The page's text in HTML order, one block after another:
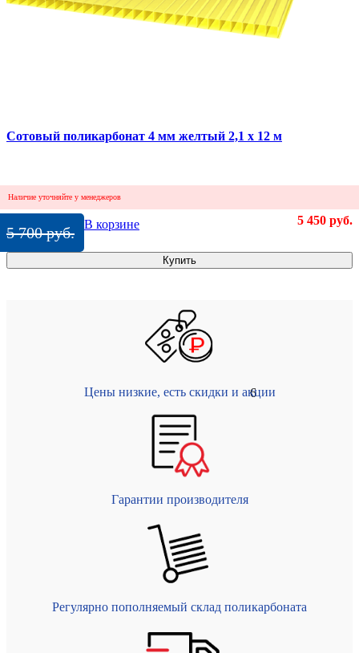
Сотовый поликарбонат 4 мм желтый 2,1 x 12 м
Наличие уточняйте у менеджеров
5 700 руб.
5 450 руб.
В корзине
Купить
6
Цены низкие, есть скидки и акции
Гарантии производителя
Регулярно пополняемый склад поликарбоната